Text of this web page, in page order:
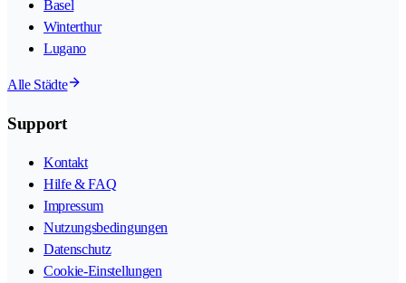
Basel
Winterthur
Lugano
Alle Städte
Support
Kontakt
Hilfe & FAQ
Impressum
Nutzungsbedingungen
Datenschutz
Cookie-Einstellungen